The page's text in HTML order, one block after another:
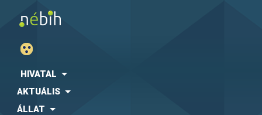
HIVATAL
AKTUÁLIS
ÁLLAT